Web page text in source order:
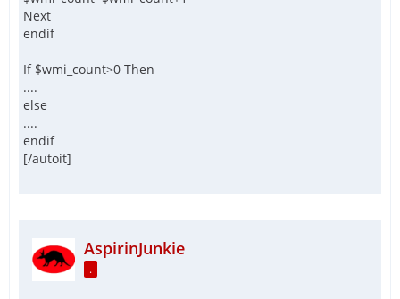
Next
endif
If $wmi_count>0 Then
....
else
....
endif
[/autoit]
AspirinJunkie
.